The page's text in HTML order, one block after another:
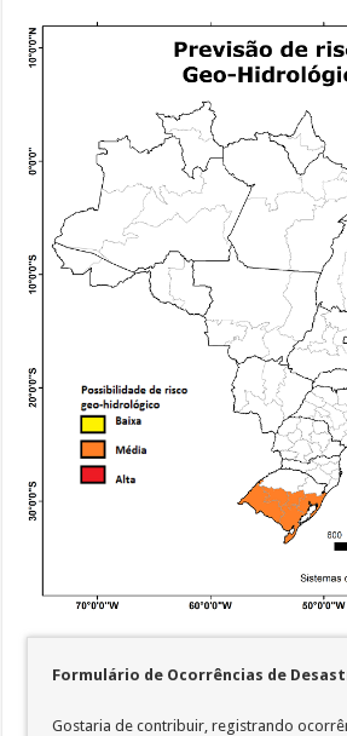
Formulário de Ocorrências de
Gostaria de contribuir, registrando